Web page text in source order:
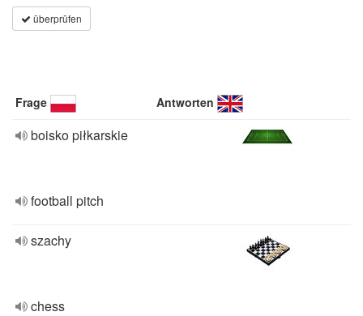
überprüfen
Frage Antworten
boisko piłkarskie
football pitch
szachy
chess